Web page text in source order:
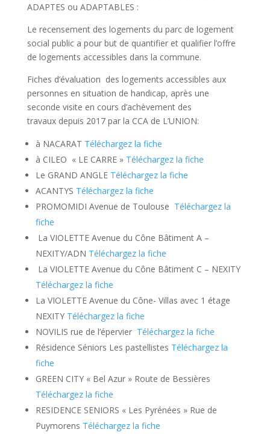
ADAPTES ou ADAPTABLES :
Le recensement des logements du parc de logement
social public a pour but de quantifier et qualifier l’offre
de logements accessibles dans la commune.
Fiches d’évaluation des logements accessibles aux
personnes en situation de handicap, après une
seconde visite en cours d’achèvement des
travaux depuis 2017 par la CCA de L’UNION:
à NACARAT Téléchargez la fiche
à CILEO « LE CARRE » Téléchargez la fiche
Le GRAND ANGLE Téléchargez la fiche
ACANTYS Téléchargez la fiche
PROMOMIDI Avenue de Toulouse Téléchargez la
fiche
La VIOLETTE Avenue du Cône Bâtiment A –
NEXITY/ADN Téléchargez la fiche
La VIOLETTE Avenue du Cône Bâtiment C – NEXITY
Téléchargez la fiche
La VIOLETTE Avenue du Cône- Villas avec 1 étage
NEXITY Téléchargez la fiche
NOVILIS rue de l’épervier Téléchargez la fiche
Résidence Séniors Les pastellistes Téléchargez la
fiche
GREEN CITY « Bel Azur » Route de Bessières
Téléchargez la fiche
RESIDENCE SENIORS « Les Pyrénées » Rue de
Puymorens Téléchargez la fiche